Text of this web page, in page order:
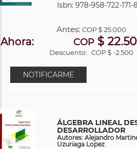
Isbn: 978-958-722-
Antes: COP$ 25.000
Ahora: COP $
Descuento: COP $ -2.500
NOTIFICARME
ÁLGEBRA LINEAL
DESARROLLADOR
Autores: Alejandro
Uzuriaga Lopez